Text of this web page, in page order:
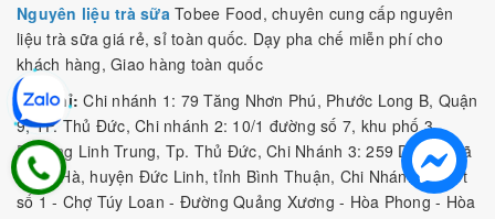
Nguyên liệu trà sữa Tobee Food, chuyên cung cấp nguyên
liệu trà sữa giá rẻ, sỉ toàn quốc. Dạy pha chế miễn phí cho
khách hàng, Giao hàng toàn quốc
Địa Chỉ: Chi nhánh 1: 79 Tăng Nhơn Phú, Phước Long B, Quận
9, TP. Thủ Đức, Chi nhánh 2: 10/1 đường số 7, khu phố 3,
Phường Linh Trung, Tp. Thủ Đức, Chi Nhánh 3: 259 DT766, xã
Đông Hà, huyện Đức Linh, tỉnh Bình Thuận, Chi Nhánh 4: Kiot
số 1 - Chợ Túy Loan - Đường Quảng Xương - Hòa Phong - Hòa